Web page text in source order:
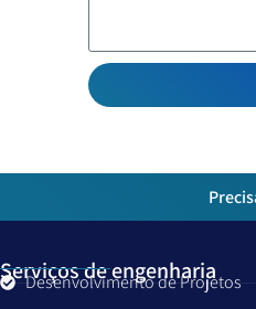
Serviços de engenharia
Desenvolvimento de Projetos